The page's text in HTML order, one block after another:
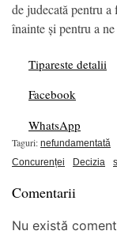
de judecată pentru
înainte și pentru a
Tipareste detalii
Facebook
WhatsApp
Taguri: nefundamentată
Concurenței
Decizia
Comentarii
Nu există